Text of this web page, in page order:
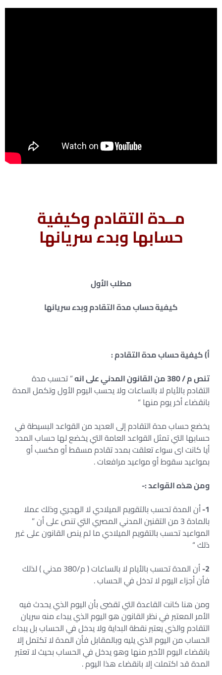
مــدة التقادم وكيفية
حسابها وبدء سريانها
مطلب الأول
كيفية حساب مدة التقادم وبدء سريانها
أ‌) كيفية حساب مدة التقادم :
تنص م / 380 من القانون المدني على انه
” تحسب مدة
التقادم بالأيام لا بالساعات ولا يحسب اليوم الأول وتكمل المدة
بانقضاء أخر يوم منها “
يخضع حساب مدة التقادم إلى العديد من القواعد البسيطة في
حسابها التي تمثل القواعد العامة التي يخضع لها حساب المدد
أيا كانت اى سواء تعلقت بمدد تقادم مسقط أو مكسب أو
بمواعيد سقوط أو مواعيد مرافعات .
ومن هذه القواعد :-
1- أن المدة تحسب بالتقويم الميلادي لا الهجري وذلك عملا
بالمادة 3 من التقنين المدني المصري التي تنص على أن ”
المواعيد تحسب بالتقويم الميلادي ما لم ينص القانون على غير
ذلك “
2-
أن المدة تحسب بالأيام لا بالساعات ( م/380 مدني ) لذلك
فأن أجزاء اليوم لا تدخل في الحساب .
ومن هنا كانت القاعدة التي تقضى بأن اليوم الذي يحدث فيه
الأمر المعتبر في نظر القانون هو اليوم الذي يبداء منه سريان
التقادم والذي يعتبر نقطة البداية ولا يدخل في الحساب بل يبداء
الحساب من اليوم الذي يليه وبالمقابل فأن المدة لا تكتمل إلا
بانقضاء اليوم الأخير منها وهو يدخل في الحساب بحيث لا تعتبر
المدة قد اكتملت إلا بانقضاء هذا اليوم .